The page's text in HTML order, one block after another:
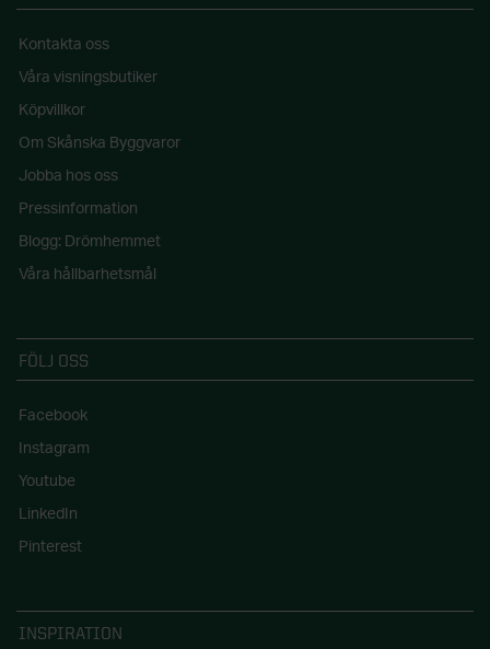
Kontakta oss
Våra visningsbutiker
Köpvillkor
Om Skånska Byggvaror
Jobba hos oss
Pressinformation
Blogg: Drömhemmet
Våra hållbarhetsmål
FÖLJ OSS
Facebook
Instagram
Youtube
LinkedIn
Pinterest
INSPIRATION